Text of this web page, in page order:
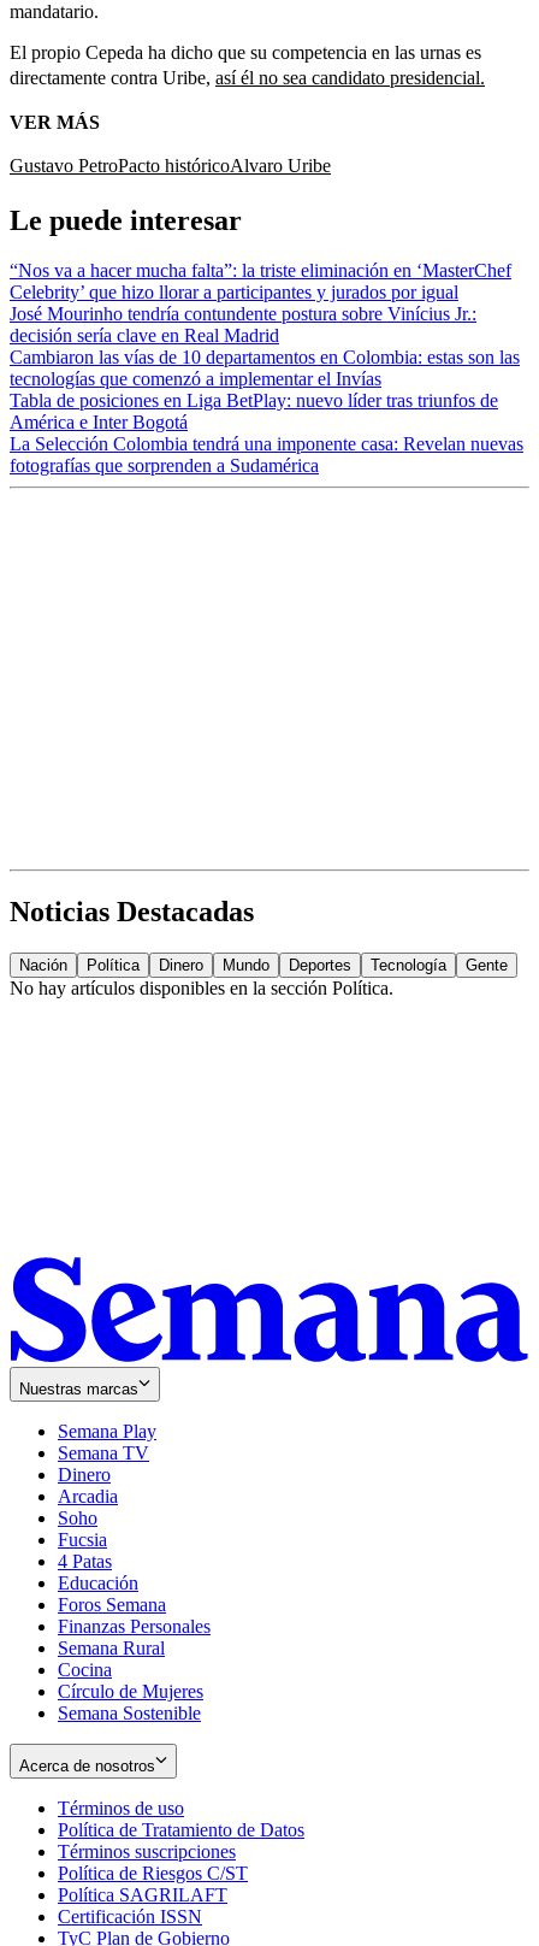
mandatario.
El propio Cepeda ha dicho que su competencia en las urnas es
directamente contra Uribe, así él no sea candidato presidencial.
VER MÁS
Gustavo PetroPacto históricoAlvaro Uribe
Le puede interesar
“Nos va a hacer mucha falta”: la triste eliminación en ‘MasterChef
Celebrity’ que hizo llorar a participantes y jurados por igual
José Mourinho tendría contundente postura sobre Vinícius Jr.:
decisión sería clave en Real Madrid
Cambiaron las vías de 10 departamentos en Colombia: estas son las
tecnologías que comenzó a implementar el Invías
Tabla de posiciones en Liga BetPlay: nuevo líder tras triunfos de
América e Inter Bogotá
La Selección Colombia tendrá una imponente casa: Revelan nuevas
fotografías que sorprenden a Sudamérica
Noticias Destacadas
Nación Política Dinero Mundo Deportes Tecnología Gente
No hay artículos disponibles en la sección Política.
Nuestras marcas
Semana Play
Semana TV
Dinero
Arcadia
Soho
in
new
window
Fucsia
in
new
window
4 Patas
Educación
Foros Semana
Finanzas Personales
Semana Rural
Cocina
Círculo de Mujeres
Semana Sostenible
Acerca de nosotros
Términos de uso
in
new
window
Política de Tratamiento de Datos
Términos suscripciones
in
Política de Riesgos C/ST
Política SAGRILAFT
new
Certificación ISSN
in
TyC Plan de Gobierno